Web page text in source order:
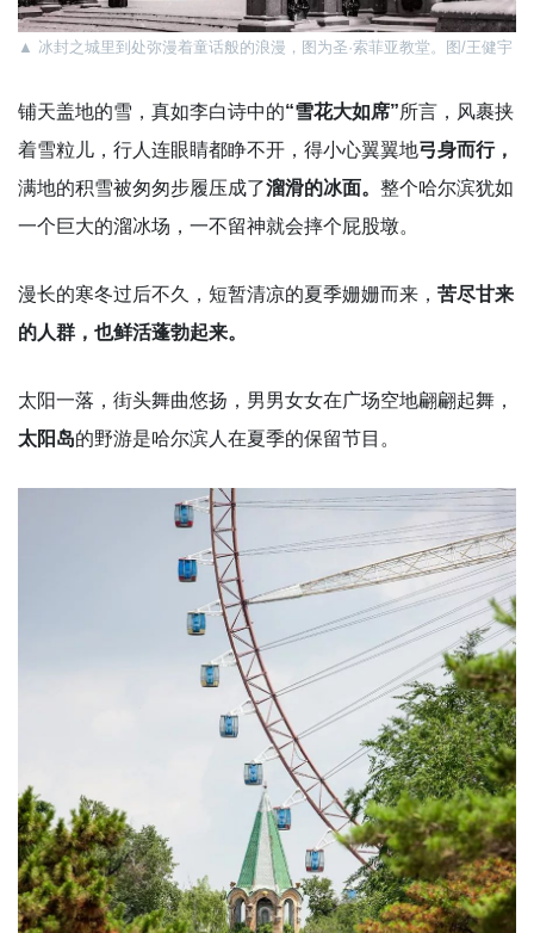
▲ 冰封之城里到处弥漫着童话般的浪漫，图为圣·索菲亚教堂。图/王健宇
铺天盖地的雪，真如李白诗中的“雪花大如席”所言，风裹挟
着雪粒儿，行人连眼睛都睁不开，得小心翼翼地弓身而行，
满地的积雪被匆匆步履压成了溜滑的冰面。 整个哈尔滨犹如
一个巨大的溜冰场，一不留神就会摔个屁股墩。
漫长的寒冬过后不久，短暂清凉的夏季姗姗而来， 苦尽甘来
的人群，也鲜活蓬勃起来。
太阳一落，街头舞曲悠扬，男男女女在广场空地翩翩起舞，
太阳岛的野游是哈尔滨人在夏季的保留节目。